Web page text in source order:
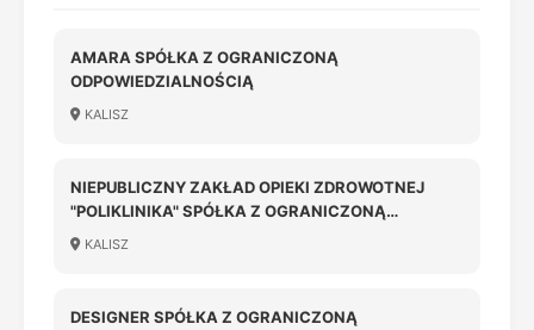
AMARA SPÓŁKA Z OGRANICZONĄ
ODPOWIEDZIALNOŚCIĄ
KALISZ
NIEPUBLICZNY ZAKŁAD OPIEKI ZDROWOTNEJ
"POLIKLINIKA" SPÓŁKA Z OGRANICZONĄ
ODPOWIEDZIALNOŚCIĄ
KALISZ
DESIGNER SPÓŁKA Z OGRANICZONĄ